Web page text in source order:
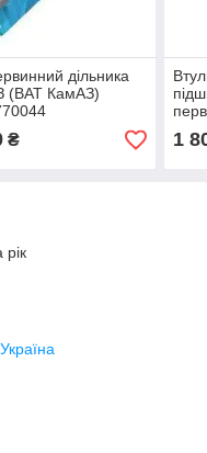
дільника
(ВАТ КамАЗ)
₴ 1
рік